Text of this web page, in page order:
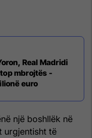
Real Madridi
mbrojtës -
euro
një boshllëk në
urgjentisht të